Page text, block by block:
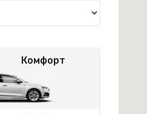
Комфорт